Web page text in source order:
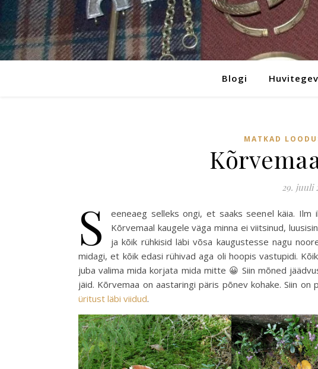
Blogi
MATKAD
29. juuli
S
eeneaeg selleks ongi, et saaks seenel käia.
Kõrvemaal kaugele väga minna ei viitsinud,
ja kõik rühkisid läbi võsa kaugustesse nagu
midagi, et kõik edasi rühivad aga oli hoopis vastupidi.
juba valima mida korjata mida mitte 😀 Siin mõned
jäid. Kõrvemaa on aastaringi päris põnev kohake. Siin
üritust läbi viidud.